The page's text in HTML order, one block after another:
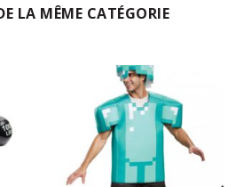
LA MÊME CATÉGORIE